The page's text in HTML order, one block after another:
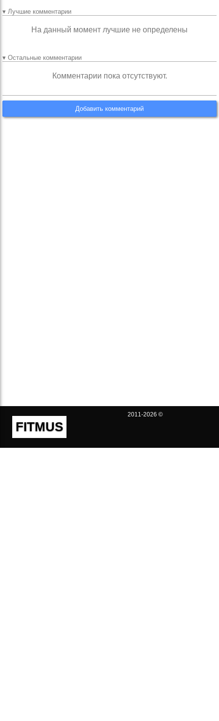
▾ Лучшие комментарии
На данный момент лучшие не определены
▾ Остальные комментарии
Комментарии пока отсутствуют.
Добавить комментарий
FITMUS
2011-2026 ©